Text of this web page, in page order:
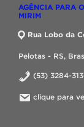
AGÊNCIA PARA
MIRIM
Rua Lobo da
Pelotas - RS,
(53) 3284-
clique para